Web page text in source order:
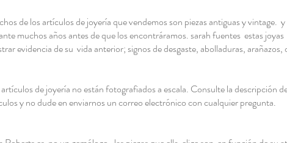
de los artículos de joyería que vendemos son piezas antiguas y vintage.
muchos años antes de que los encontráramos. sarah fuentes estas joyas
evidencia de su vida anterior; signos de desgaste, abolladuras, arañazos,
de joyería no están fotografiados a escala. Consulte la descripción
y no dude en enviarnos un correo electrónico con cualquier pregunta.